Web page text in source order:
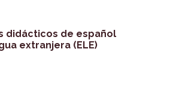
didácticos de español
extranjera (ELE)